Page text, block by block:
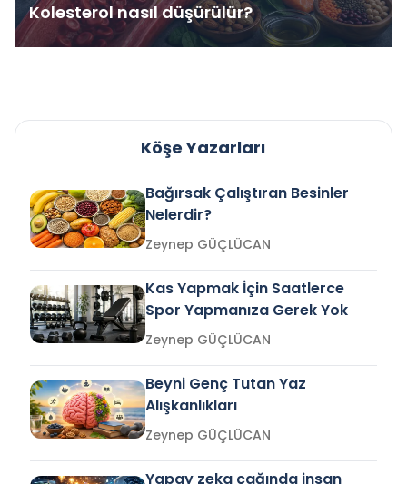
Kolesterol nasıl düşürülür?
Köşe Yazarları
Bağırsak Çalıştıran Besinler
Nelerdir?
Zeynep GÜÇLÜCAN
Kas Yapmak İçin Saatlerce
Spor Yapmanıza Gerek Yok
Zeynep GÜÇLÜCAN
Beyni Genç Tutan Yaz
Alışkanlıkları
Zeynep GÜÇLÜCAN
Yapay zeka çağında insan